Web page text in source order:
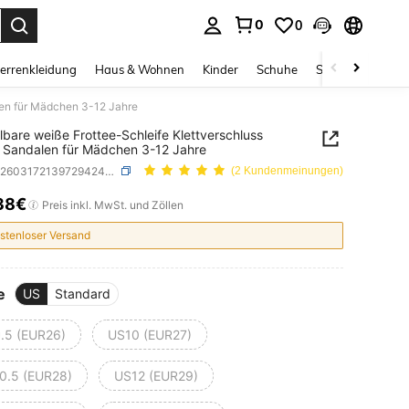
0 0
Haus & Wohnen Kinder Schuhe Schmuck &
für Mädchen 3-12 Jahre
weiße Frottee-Schleife Klettverschluss
Sandalen für Mädchen 3-12 Jahre
SKU: sk260317213972942489083 (2 Kundenmeinungen)
AND AVAILABILITY
Preis inkl. MwSt. und Zöllen
Versand
US Standard
(EUR26) US10 (EUR27)
(EUR28) US12 (EUR29)